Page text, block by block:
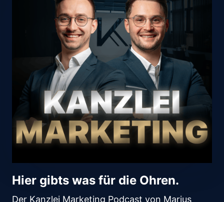
Hier gibts was für die Ohren.
Der Kanzlei Marketing Podcast von Marius